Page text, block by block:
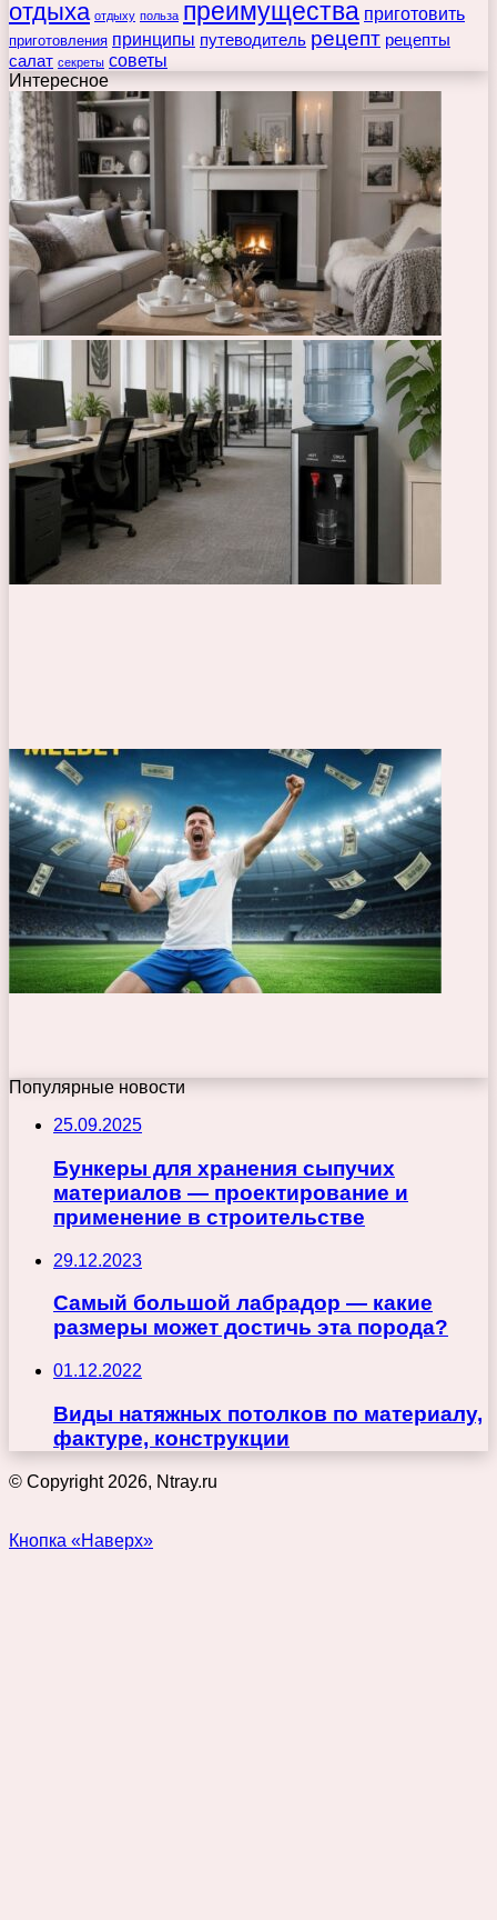
отдыха отдыху польза преимущества приготовить
приготовления принципы путеводитель рецепт рецепты
салат секреты советы
Интересное
Популярные новости
25.09.2025
Бункеры для хранения сыпучих
материалов — проектирование и
применение в строительстве
29.12.2023
Самый большой лабрадор — какие
размеры может достичь эта порода?
01.12.2022
Виды натяжных потолков по материалу,
фактуре, конструкции
© Copyright 2026, Ntray.ru
Кнопка «Наверх»